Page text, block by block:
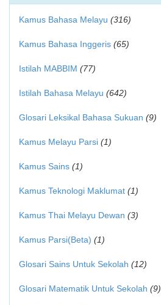
Kamus Bahasa Melayu (316)
Kamus Bahasa Inggeris (65)
Istilah MABBIM (77)
Istilah Bahasa Melayu (642)
Glosari Leksikal Bahasa Sukuan (9)
Kamus Melayu Parsi (1)
Kamus Sains (1)
Kamus Teknologi Maklumat (1)
Kamus Thai Melayu Dewan (3)
Kamus Parsi(Beta) (1)
Glosari Sains Untuk Sekolah (12)
Glosari Matematik Untuk Sekolah (9)